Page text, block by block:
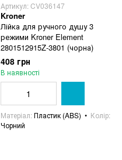
Артикул: CV036147
Kroner
Лійка для ручного душу 3
режими Kroner Element
2801512915Z-3801 (чорна)
408 грн
В наявності
Матеріал Пластик (ABS)
Колір
Чорний